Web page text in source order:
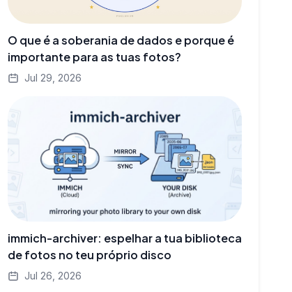
O que é a soberania de dados e porque é
importante para as tuas fotos?
Jul 29, 2026
immich-archiver: espelhar a tua biblioteca
de fotos no teu próprio disco
Jul 26, 2026